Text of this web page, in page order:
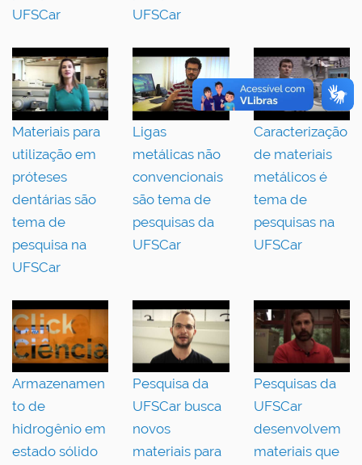
UFSCar
UFSCar
Materiais para
utilização em
próteses
dentárias são
tema de
pesquisa na
UFSCar
Ligas
metálicas não
convencionais
são tema de
pesquisas da
UFSCar
Caracterização
de materiais
metálicos é
tema de
pesquisas na
UFSCar
Armazenamen
to de
hidrogênio em
estado sólido
Pesquisa da
UFSCar busca
novos
materiais para
Pesquisas da
UFSCar
desenvolvem
materiais que